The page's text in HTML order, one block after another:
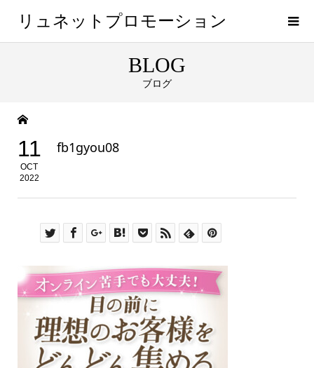
リュネットプロモーション
BLOG
ブログ
11
OCT
2022
fb1gyou08